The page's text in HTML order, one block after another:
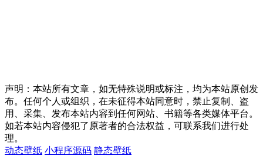
声明：本站所有文章，如无特殊说明或标注，均为本站原创发
布。任何个人或组织，在未征得本站同意时，禁止复制、盗
用、采集、发布本站内容到任何网站、书籍等各类媒体平台。
如若本站内容侵犯了原著者的合法权益，可联系我们进行处
理。
动态壁纸 小程序源码 静态壁纸